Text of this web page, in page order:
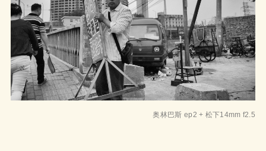
奥林巴斯 ep2 + 松下14mm f2.5